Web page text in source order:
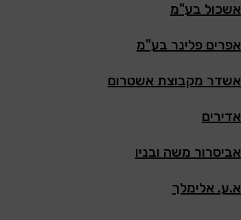
אשכול בע"מ
אפרים פלינר בע"מ
אשדר מקבוצת אשטרום
אדירים
אביסרור משה ובניו
א.ע. אלימלך